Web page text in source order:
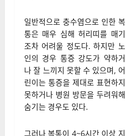
이 지나면서 우측 하복부로 이
동하는 양상을 보인다. 충수의
위치는 개인마다 약간의 차이가
있어 우측 옆구리에 통증이 나
타날 수도 있다. 복통과 함께 미
열이나 오한이 동반되기도 한
다.
통은 매우 심해 허리띠를 매기